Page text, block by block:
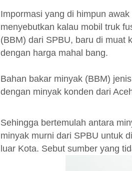
Impormasi yang di himpun
menyebutkan kalau mobil truk
(BBM) dari SPBU, baru di muat
dengan harga mahal bang.
Bahan bakar minyak (BBM)
dengan minyak konden dari
Sehingga bertemulah antara
minyak murni dari SPBU untuk
luar Kota. Sebut sumber yang